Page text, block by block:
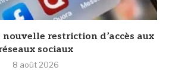
nouvelle restriction d’accès aux
sociaux
8 août 2026